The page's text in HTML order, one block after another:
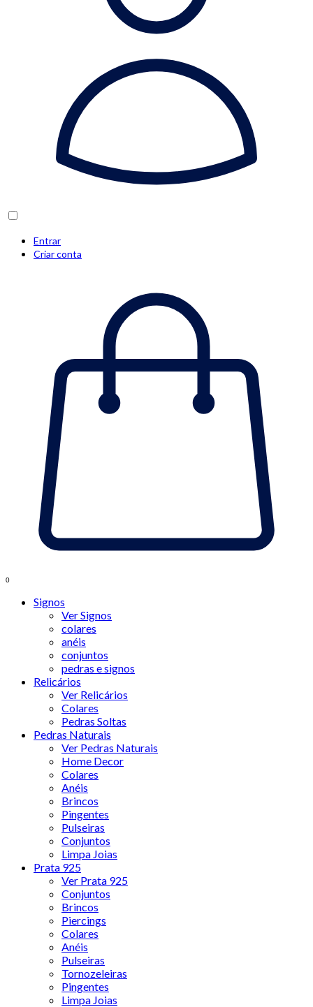
Entrar
Criar conta
0
Signos
Ver Signos
colares
anéis
conjuntos
pedras e signos
Relicários
Ver Relicários
Colares
Pedras Soltas
Pedras Naturais
Ver Pedras Naturais
Home Decor
Colares
Anéis
Brincos
Pingentes
Pulseiras
Conjuntos
Limpa Joias
Prata 925
Ver Prata 925
Conjuntos
Brincos
Piercings
Colares
Anéis
Pulseiras
Tornozeleiras
Pingentes
Limpa Joias